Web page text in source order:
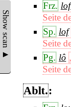
Show scan ▲
Frz. lof
Seite
Sp. lof
Seite
Pg. lô
Seite
Ablt.: